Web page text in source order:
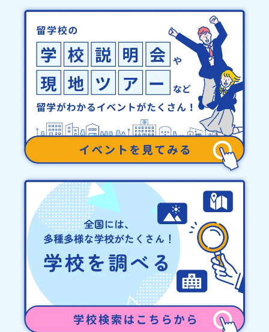
合わせ先担当：小川・小原E-mail：info@miratabi.jp「おためし
地域留学体験」のプログラム開催情報を公式LINEにて配信中！ぜひ
ご登録ください♪地域みらい留学公式LINE
消や急遽参加できなくなった場合について参加決定後の参加お取り
消しはご遠慮下さい。やむを得ないお取り消しの場合はお早めに事
務局までご連絡ください。・キャンセルポリシーやむを得ない参加
お取り消しの場合、以下のルールに沿って対応させていただきま
す。ご了承ください。プログラム開催日の前日＜8月3日＞から、
【キャンセルのご連絡日：お支払いいただく旅行代金】・21日目に
あたる日以前：無料・20日目-8日目：20％・7日目-2日目：30％・
プログラム開始日の前日：40％・プログラム開始日当日：50％・ご
連絡無しでの不参加またはプログラム開始後の解除：100％・催行中
止について天候などの状況等によって開催を見合わせる可能性があ
ります。その場合は原則、開催日1週間前までにご連絡いたします。
又、最少催行人数に達しなかった場合は、開催日3週間前までに催行
中止の旨をメールにてご連絡いたします。・よくあるご質問その
他、よくあるご質問についてはこちらをご確認ください。運営団体
について＜プログラム主催：一般財団法人地域・教育魅力化プラッ
トフォーム＞「意志ある若者にあふれる持続可能な地域・社会をつ
くる」というビジョンを掲げ、2017年3月に島根県に設立した教育
事業団体です。日本全国約200の高校と連携しながら、中学卒業後に
地域の枠を越えて生徒一人ひとりの夢や価値観に合った地域・学校
で1〜3年間過ごすことができるシステム「地域みらい留学」をはじ
めとした、教育事業や地域活性モデルをつくり続けています。名
称：一般財団法人地域・教育魅力化プラットフォーム設 立：2017
年3月代表者：岩本 悠所在地：〒690-0842 島根県松江市東本町二
丁目25-6 みらいBASE2階 その他所在地公式HP：http://c-
platform.or.jp/お問い合わせ先担当：小川・小原E-mail：
info@miratabi.jp「おためし地域留学体験」のプログラム開催情報
を公式LINEにて配信中！ぜひご登録ください♪地域みらい留学公式
LINE